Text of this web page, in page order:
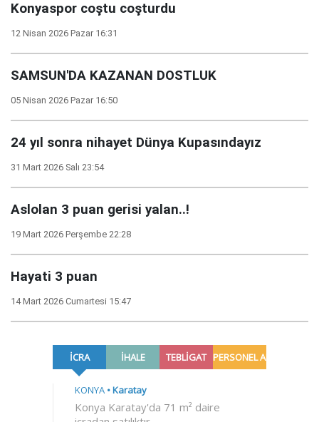
Konyaspor coştu coşturdu
12 Nisan 2026 Pazar 16:31
SAMSUN'DA KAZANAN DOSTLUK
05 Nisan 2026 Pazar 16:50
24 yıl sonra nihayet Dünya Kupasındayız
31 Mart 2026 Salı 23:54
Aslolan 3 puan gerisi yalan..!
19 Mart 2026 Perşembe 22:28
Hayati 3 puan
14 Mart 2026 Cumartesi 15:47